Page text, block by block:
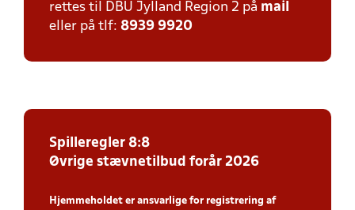
rettes til DBU Jylland Region 2 på mail
eller på tlf: 8939 9920
Spilleregler 8:8
Øvrige stævnetilbud forår 2026
Hjemmeholdet er ansvarlige for registrering af